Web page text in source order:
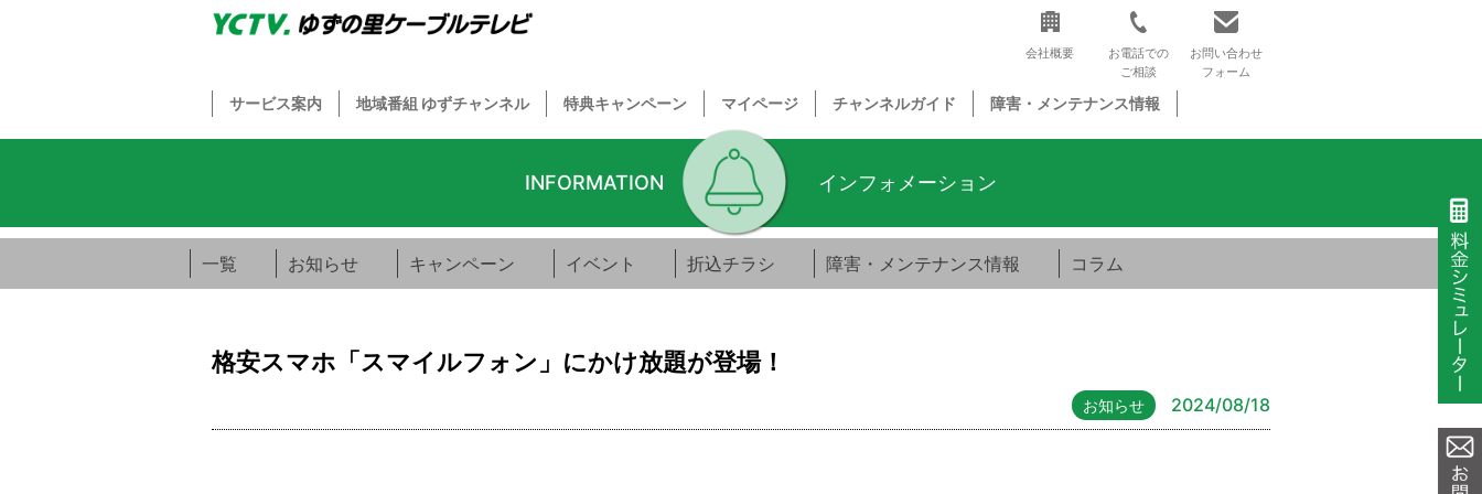
会社概要
お電話での
ご相談
お問い合わせ
フォーム
サービス案内 地域番組 ゆずチャンネル 特典キャンペーン マイページ チャンネルガイド 障害・メンテナンス情報
INFORMATION インフォメーション
一覧 お知らせ キャンペーン イベント 折込チラシ 障害・メンテナンス情報 コラム
格安スマホ「スマイルフォン」にかけ放題が登場！
お知らせ 2024/08/18